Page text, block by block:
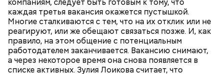
компаниям, следует быть готовым к тому, что
каждая третья вакансия окажется пустышкой.
Многие сталкиваются с тем, что на их отклик или не
реагируют, или же обещают связаться позже. И, как
правило, на этом общение с потенциальным
работодателем заканчивается. Вакансию снимают,
а через некоторое время она снова появляется в
списке активных. Зулия Лоикова считает, что
Все в противне заливается сливками. По вкусу
можно добавить соль и перец. Сверху блюдо
присыпают свежим базиликом и отправляют в
духовку на 15 минут.